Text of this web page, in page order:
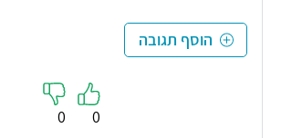
הוסף תגובה
0
0